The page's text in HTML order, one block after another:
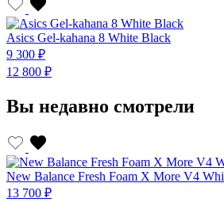
Asics Gel-kahana 8 White Black
9 300 ₽
12 800 ₽
Вы недавно смотрели
New Balance Fresh Foam X More V4
13 700 ₽